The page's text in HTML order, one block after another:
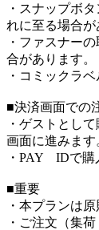
・スナップボ
れに至る場合が
・ファスナー
合があります。
・コミックラ
■決済画面での
・ゲストとし
画面に進みます
・PAY IDで購
■重要
・本プランは
・ご注文（集